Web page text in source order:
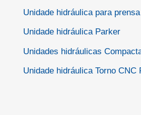
Unidade hidráulica para prensa
Unidade hidráulica Parker
Unidades hidráulicas
Unidade hidráulica Torno CNC